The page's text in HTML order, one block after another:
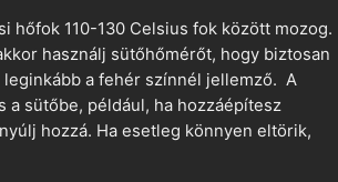
hőfok 110-130 Celsius fok között mozog.
használj sütőhőmérőt, hogy biztosan
a fehér színnél jellemző. A
a sütőbe, például, ha hozzáépítesz
hozzá. Ha esetleg könnyen eltörik,